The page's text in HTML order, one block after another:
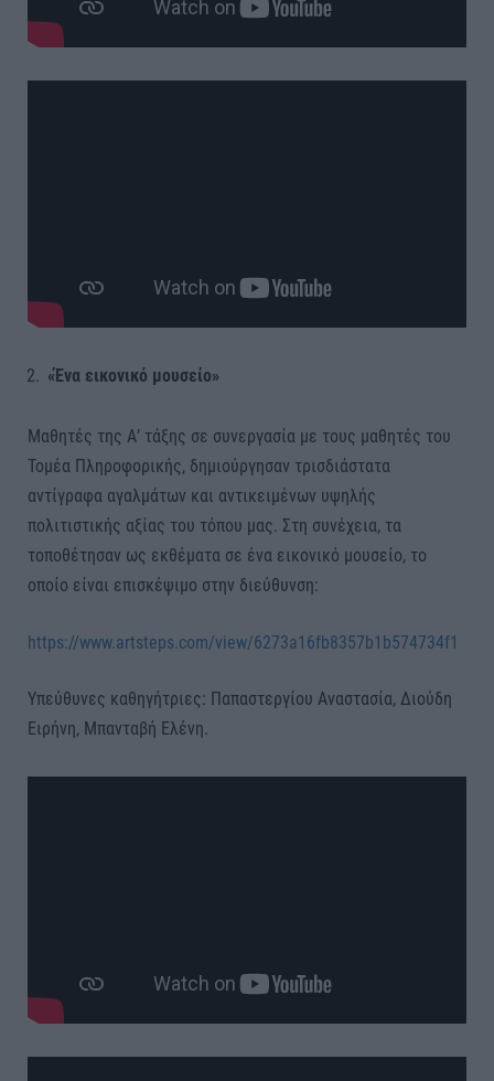
«Ένα εικονικό μουσείο»
Μαθητές της Α’ τάξης σε συνεργασία με τους μαθητές του
Τομέα Πληροφορικής, δημιούργησαν τρισδιάστατα
αντίγραφα αγαλμάτων και αντικειμένων υψηλής
πολιτιστικής αξίας του τόπου μας. Στη συνέχεια, τα
τοποθέτησαν ως εκθέματα σε ένα εικονικό μουσείο, το
οποίο είναι επισκέψιμο στην διεύθυνση:
https://www.artsteps.com/view/6273a16fb8357b1b574734f1
Υπεύθυνες καθηγήτριες: Παπαστεργίου Αναστασία, Διούδη
Ειρήνη, Μπανταβή Ελένη.